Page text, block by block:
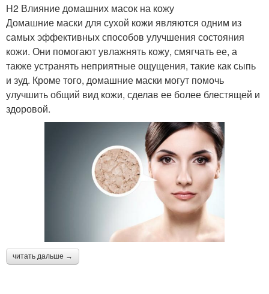
H2 Влияние домашних масок на кожу
Домашние маски для сухой кожи являются одним из
самых эффективных способов улучшения состояния
кожи. Они помогают увлажнять кожу, смягчать ее, а
также устранять неприятные ощущения, такие как сыпь
и зуд. Кроме того, домашние маски могут помочь
улучшить общий вид кожи, сделав ее более блестящей и
здоровой.
читать дальше →